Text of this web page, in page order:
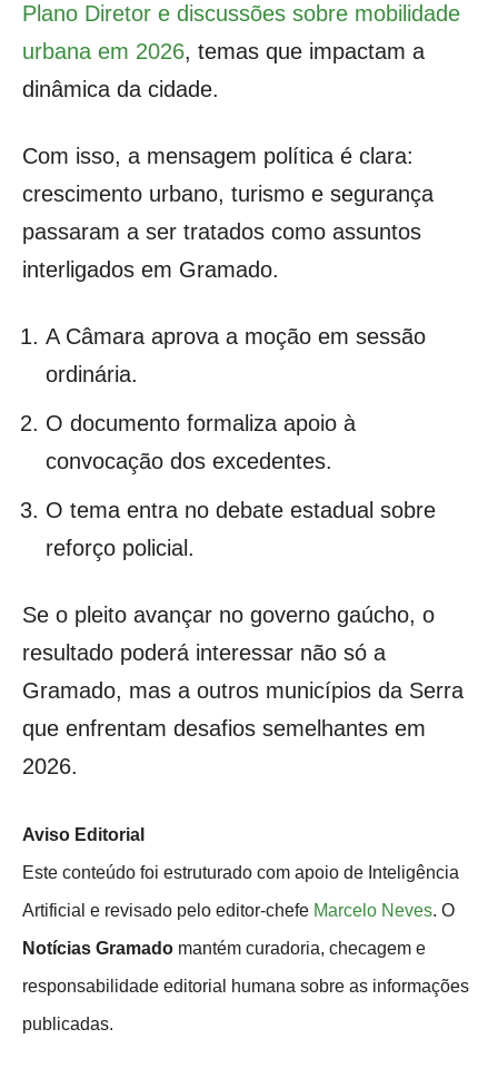
Plano Diretor e discussões sobre mobilidade
urbana em 2026, temas que impactam a
dinâmica da cidade.
Com isso, a mensagem política é clara:
crescimento urbano, turismo e segurança
passaram a ser tratados como assuntos
interligados em Gramado.
A Câmara aprova a moção em sessão
ordinária.
O documento formaliza apoio à
convocação dos excedentes.
O tema entra no debate estadual sobre
reforço policial.
Se o pleito avançar no governo gaúcho, o
resultado poderá interessar não só a
Gramado, mas a outros municípios da Serra
que enfrentam desafios semelhantes em
2026.
Aviso Editorial
Este conteúdo foi estruturado com apoio de Inteligência
Artificial e revisado pelo editor-chefe Marcelo Neves. O
Notícias Gramado mantém curadoria, checagem e
responsabilidade editorial humana sobre as informações
publicadas.